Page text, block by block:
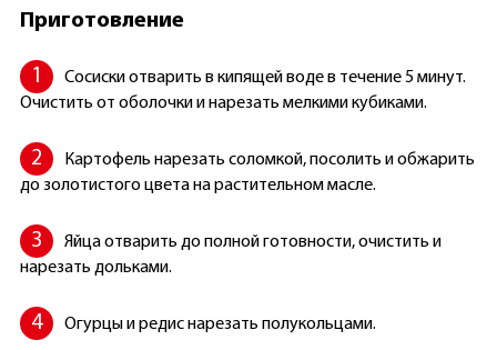
Приготовление
Сосиски отварить в кипящей воде в течение 5 минут.
Очистить от оболочки и нарезать мелкими кубиками.
Картофель нарезать соломкой, посолить и обжарить
до золотистого цвета на растительном масле.
Яйца отварить до полной готовности, очистить и
нарезать дольками.
Огурцы и редис нарезать полукольцами.